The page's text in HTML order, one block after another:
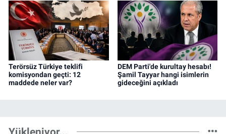
Terörsüz Türkiye teklifi
komisyondan geçti: 12
maddede neler var?
DEM Parti'de kurultay hesabı!
Şamil Tayyar hangi isimlerin
gideceğini açıkladı